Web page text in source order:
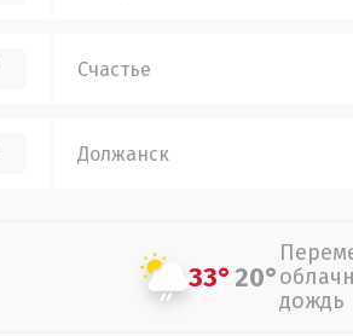
Счастье
Должанск
33°20°
дождь